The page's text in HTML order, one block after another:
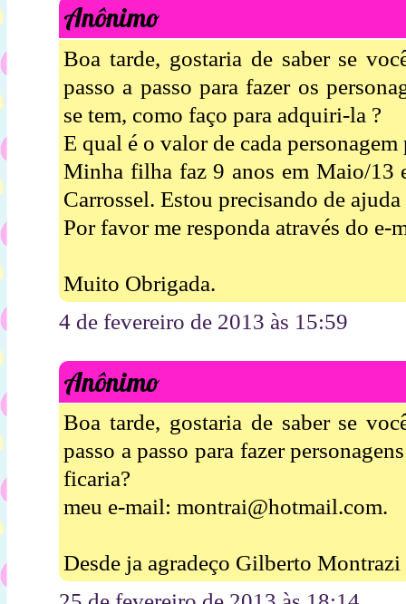
Anônimo
Boa tarde, gostaria de saber se
passo a passo para fazer os
se tem, como faço para adquiri-la ?
E qual é o valor de cada personagem
Minha filha faz 9 anos em Maio/13
Carrossel. Estou precisando de
Por favor me responda através do
Muito Obrigada.
4 de fevereiro de 2013 às 15:59
Anônimo
Boa tarde, gostaria de saber se
passo a passo para fazer
ficaria?
meu e-mail: montrai@hotmail.com.
Desde ja agradeço Gilberto Montrazi